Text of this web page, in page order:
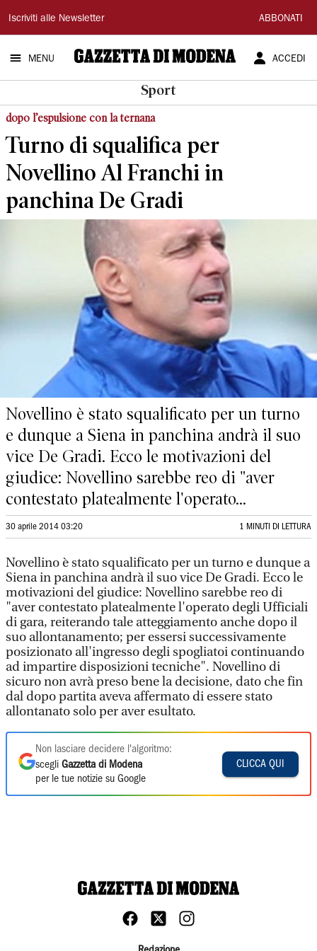
Gazzetta
di
Modena
Iscriviti alle Newsletter ABBONATI
MENU ACCEDI
Sport
dopo l’espulsione con la ternana
Turno di squalifica per
Novellino Al Franchi in
panchina De Gradi
Novellino è stato squalificato per un turno
e dunque a Siena in panchina andrà il suo
vice De Gradi. Ecco le motivazioni del
giudice: Novellino sarebbe reo di "aver
contestato platealmente l'operato...
30 aprile 2014 03:20 1 MINUTI DI LETTURA
Novellino è stato squalificato per un turno e dunque a
Siena in panchina andrà il suo vice De Gradi. Ecco le
motivazioni del giudice: Novellino sarebbe reo di
"aver contestato platealmente l'operato degli Ufficiali
di gara, reiterando tale atteggiamento anche dopo il
suo allontanamento; per essersi successivamente
posizionato all'ingresso degli spogliatoi continuando
ad impartire disposizioni tecniche". Novellino di
sicuro non avrà preso bene la decisione, dato che fin
dal dopo partita aveva affermato di essere stato
allontanato solo per aver esultato.
Non lasciare decidere l'algoritmo:
scegli Gazzetta di Modena
per le tue notizie su Google
CLICCA QUI